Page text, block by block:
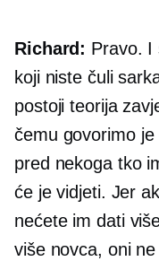
Richard: Pravo. I
koji niste čuli
postoji teorija
čemu govorimo
pred nekoga tko
će je vidjeti. Jer
nećete im dati
više novca, oni